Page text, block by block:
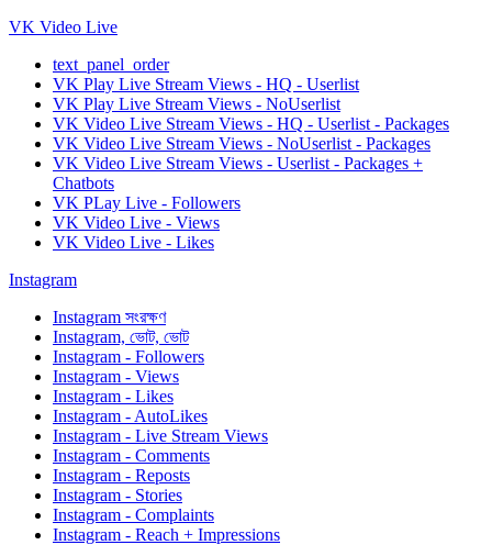
VK Video Live
text_panel_order
VK Play Live Stream Views - HQ - Userlist
VK Play Live Stream Views - NoUserlist
VK Video Live Stream Views - HQ - Userlist - Packages
VK Video Live Stream Views - NoUserlist - Packages
VK Video Live Stream Views - Userlist - Packages +
Chatbots
VK PLay Live - Followers
VK Video Live - Views
VK Video Live - Likes
Instagram
Instagram সংরক্ষণ
Instagram, ভোট, ভোট
Instagram - Followers
Instagram - Views
Instagram - Likes
Instagram - AutoLikes
Instagram - Live Stream Views
Instagram - Comments
Instagram - Reposts
Instagram - Stories
Instagram - Complaints
Instagram - Reach + Impressions